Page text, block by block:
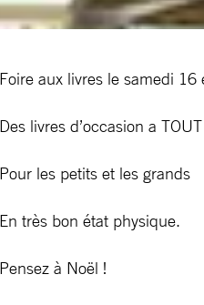
Foire aux livres le samedi 16
Des livres d’occasion a
Pour les petits et les grands
En très bon état physique.
Pensez à Noël !